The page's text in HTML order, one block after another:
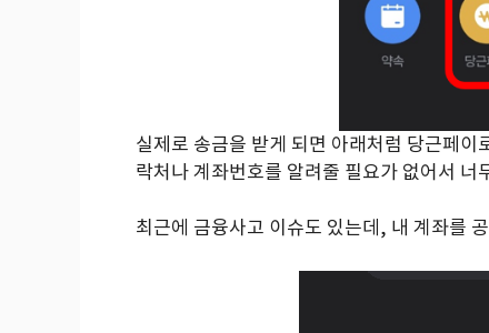
실제로 송금을 받게 되면 아래처럼 당근페
락처나 계좌번호를 알려줄 필요가 없어서 너
최근에 금융사고 이슈도 있는데, 내 계좌를